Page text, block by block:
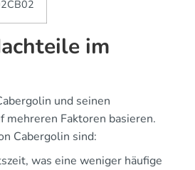
im
und seinen
mehreren Faktoren basieren.
Cabergolin sind:
was eine weniger häufige